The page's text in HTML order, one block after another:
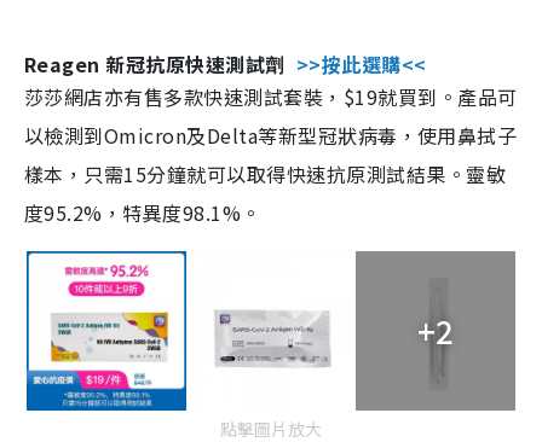
Reagen 新冠抗原快速測試劑 >>按此選購<<
莎莎網店亦有售多款快速測試套裝，$19就買到。產品可
以檢測到Omicron及Delta等新型冠狀病毒，使用鼻拭子
樣本，只需15分鐘就可以取得快速抗原測試結果。靈敏
度95.2%，特異度98.1%。
+2
點擊圖片放大